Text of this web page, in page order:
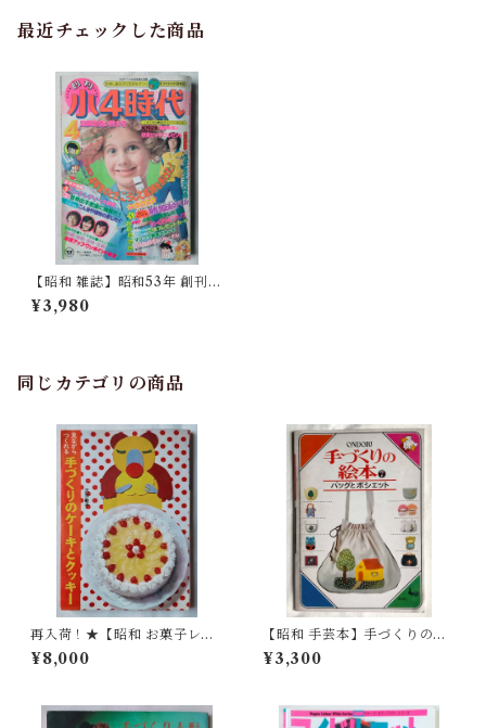
最近チェックした商品
【昭和 雑誌】昭和53年 創刊
号 小4時代（旺文社）
¥3,980
同じカテゴリの商品
再入荷！★【昭和 お菓子レシ
ピ本】見ながらつくれる手づ
くりのケーキとクッキー（昭
¥8,000
【昭和 手芸本】手づくりの絵
本 バッグとポシェット（昭
和56年）
¥3,300